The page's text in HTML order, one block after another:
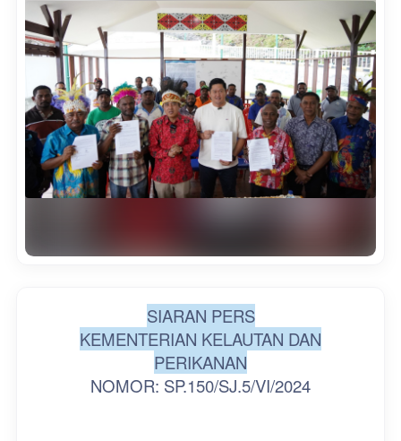
SIARAN PERS
KEMENTERIAN KELAUTAN DAN
PERIKANAN
NOMOR: SP.150/SJ.5/VI/2024